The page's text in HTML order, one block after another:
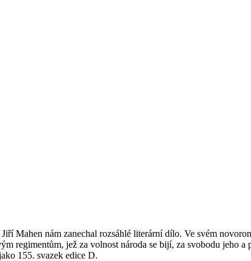
Mahen nám zanechal rozsáhlé literární dílo. Ve svém
regimentům, jež za volnost národa se bijí, za svobodu jeho
155. svazek edice D.